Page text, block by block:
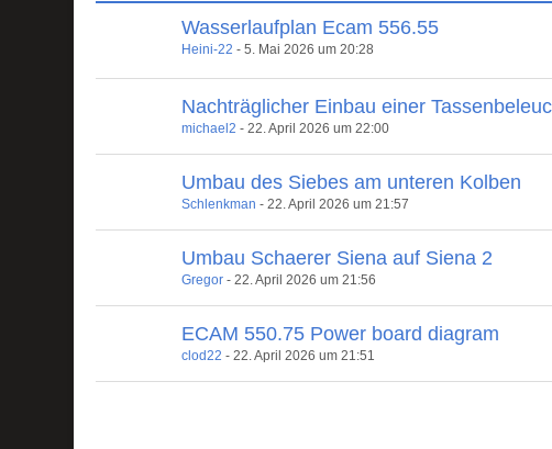
Wasserlaufplan Ecam 556.55
Heini-22 -5. Mai 2026 um 20:28
Nachträglicher Einbau einer
michael2 -22. April 2026 um 22:00
Umbau des Siebes am unteren Kolben
Schlenkman -22. April 2026 um 21:57
Umbau Schaerer Siena auf Siena 2
Gregor -22. April 2026 um 21:56
ECAM 550.75 Power board diagram
clod22 -22. April 2026 um 21:51